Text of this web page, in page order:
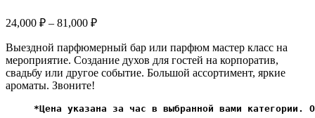
24,000 ₽ – 81,000 ₽
Выездной парфюмерный бар или парфюм мастер класс на
мероприятие. Создание духов для гостей на корпоратив,
свадьбу или другое событие. Большой ассортимент, яркие
ароматы. Звоните!
*Цена указана за час в выбранной вами категории.